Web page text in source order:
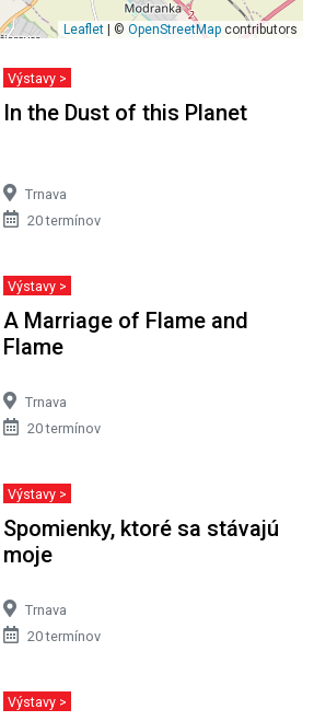
Leaflet | © OpenStreetMap contributors
Výstavy >
In the Dust of this Planet
Trnava
20 termínov
Výstavy >
A Marriage of Flame and
Flame
Trnava
20 termínov
Výstavy >
Spomienky, ktoré sa stávajú
moje
Trnava
20 termínov
Výstavy >